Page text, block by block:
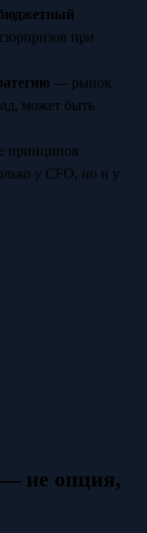
при
— рынок
может быть
у CFO, но и у
не опция,